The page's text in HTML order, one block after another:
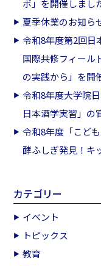
ボ」を開催しまし
夏季休業のお知ら
令和8年度第2回日
国際共修フィール
の実践から」を開
令和8年度大学院
日本酒学実習」の
令和8年度「こど
酵ふしぎ発見！キ
カテゴリー
イベント
トピックス
教育